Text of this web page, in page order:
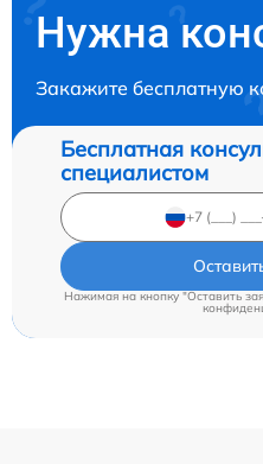
Нужна
Закажите бесплатную
Бесплатная
специалистом
Нажимая на кнопку "Оставить